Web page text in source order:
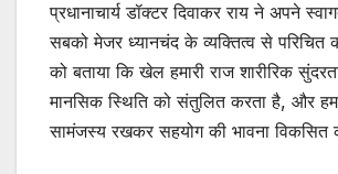
प्रधानाचार्य डॉक्टर दिवाकर राय ने अपने
सबको मेजर ध्यानचंद के व्यक्तित्व से परिचित
को बताया कि खेल हमारी राज शारीरिक
मानसिक स्थिति को संतुलित करता है, और
सामंजस्य रखकर सहयोग की भावना विकसित